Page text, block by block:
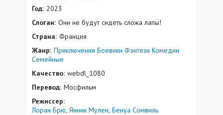
Год: 2023
Слоган: Они не будут сидеть сложа лапы!
Страна: Франция
Жанр: Приключения Боевики Фэнтези Комедии
Семейные
Качество: webdl_1080
Перевод: Мосфильм
Режиссер:
Лоран Брю Янник Мулен Бенуа Сомвиль